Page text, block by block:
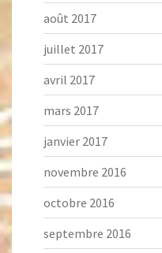
août 2017
juillet 2017
avril 2017
mars 2017
janvier 2017
novembre 2016
octobre 2016
septembre 2016